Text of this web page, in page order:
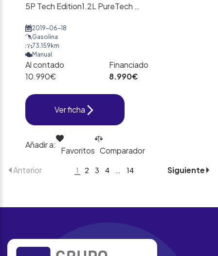
5P Tech Edition1.2L PureTech 60KW (82CV)
2019-06-18
Gasolina
73.159km
Manual
Al contado
10.990€
Financiado
8.990€
Ver ficha
Añadir a:
Favoritos Comparador
Anterior
1 2 3 4 14 Siguiente